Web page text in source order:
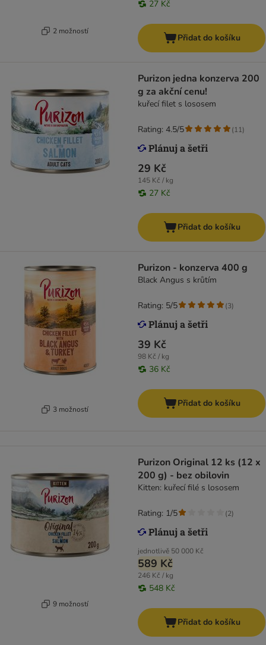
2 možností
27 Kč
Přidat do košíku
Purizon jedna konzerva 200
g za akční cenu!
kuřecí filet s lososem
29 Kč
145 Kč / kg
27 Kč
Rating: 4.5/5 (11)
Přidat do košíku
3 možností
Purizon - konzerva 400 g
Black Angus s krůtím
39 Kč
98 Kč / kg
36 Kč
Rating: 5/5 (3)
Přidat do košíku
9 možností
Purizon Original 12 ks (12 x
200 g) - bez obilovin
Kitten: kuřecí filé s lososem
jednotlivě 50 000 Kč
589 Kč
246 Kč / kg
548 Kč
Rating: 1/5 (2)
Přidat do košíku